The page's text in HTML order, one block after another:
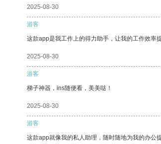
2025-08-30
游客
这款app是我工作上的得力助手，让我的工作效率
2025-08-30
游客
梯子神器，ins随便看，美美哒！
2025-08-30
游客
这款app就像我的私人助理，随时随地为我的办公